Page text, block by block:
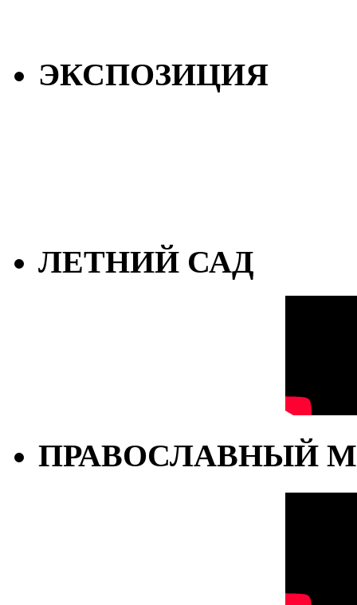
ЭКСПОЗИЦИЯ
ЛЕТНИЙ САД
ПРАВОСЛАВНЫЙ